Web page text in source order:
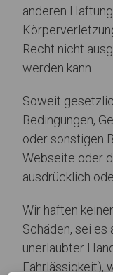
anderen
Recht nicht
werden kann.
Soweit
Bedingungen,
oder sonstigen
Webseite oder
ausdrücklich
Wir haften
Schäden, sei es
unerlaubter
Fahrlässigkeit),